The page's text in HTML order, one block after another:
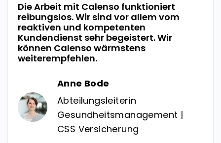
Die Arbeit mit Calenso funktioniert
reibungslos. Wir sind vor allem vom
reaktiven und kompetenten
Kundendienst sehr begeistert. Wir
können Calenso wärmstens
weiterempfehlen.
Anne Bode
Abteilungsleiterin
Gesundheitsmanagement |
CSS Versicherung